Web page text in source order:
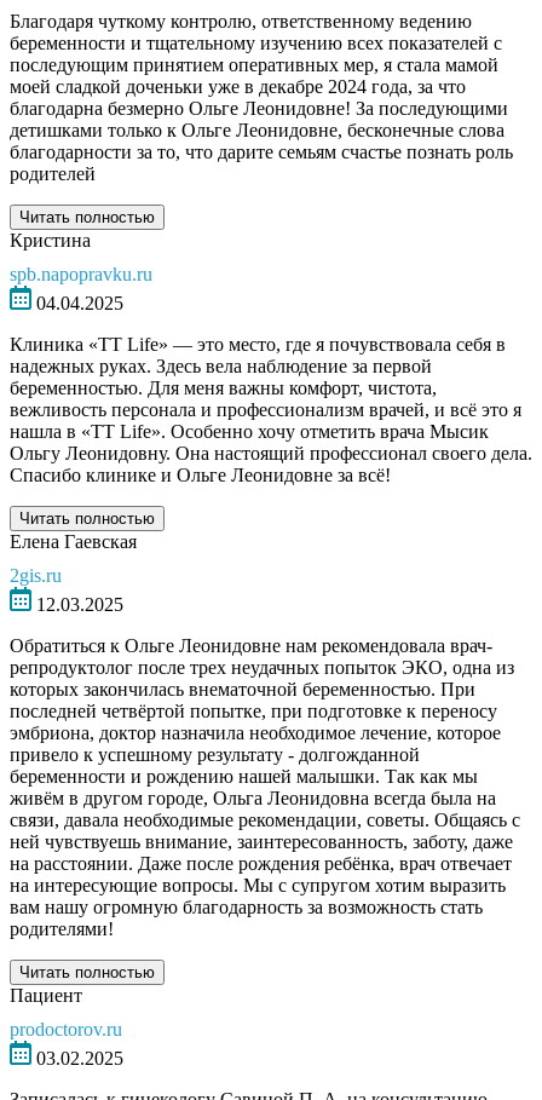
Благодаря чуткому контролю, ответственному ведению
беременности и тщательному изучению всех показателей с
последующим принятием оперативных мер, я стала мамой
моей сладкой доченьки уже в декабре 2024 года, за что
благодарна безмерно Ольге Леонидовне! За последующими
детишками только к Ольге Леонидовне, бесконечные слова
благодарности за то, что дарите семьям счастье познать роль
родителей
Читать полностью
Кристина
spb.napopravku.ru
04.04.2025
Клиника «ТТ Life» — это место, где я почувствовала себя в
надежных руках. Здесь вела наблюдение за первой
беременностью. Для меня важны комфорт, чистота,
вежливость персонала и профессионализм врачей, и всё это я
нашла в «ТТ Life». Особенно хочу отметить врача Мысик
Ольгу Леонидовну. Она настоящий профессионал своего дела.
Спасибо клинике и Ольге Леонидовне за всё!
Читать полностью
Елена Гаевская
2gis.ru
12.03.2025
Обратиться к Ольге Леонидовне нам рекомендовала врач-
репродуктолог после трех неудачных попыток ЭКО, одна из
которых закончилась внематочной беременностью. При
последней четвёртой попытке, при подготовке к переносу
эмбриона, доктор назначила необходимое лечение, которое
привело к успешному результату - долгожданной
беременности и рождению нашей малышки. Так как мы
живём в другом городе, Ольга Леонидовна всегда была на
связи, давала необходимые рекомендации, советы. Общаясь с
ней чувствуешь внимание, заинтересованность, заботу, даже
на расстоянии. Даже после рождения ребёнка, врач отвечает
на интересующие вопросы. Мы с супругом хотим выразить
вам нашу огромную благодарность за возможность стать
родителями!
Читать полностью
Пациент
prodoctorov.ru
03.02.2025